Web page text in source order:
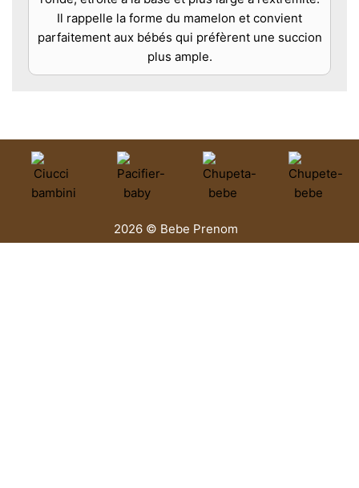
Il rappelle la forme du mamelon et convient
parfaitement aux bébés qui préfèrent une succion
plus ample.
2026 © Bebe Prenom